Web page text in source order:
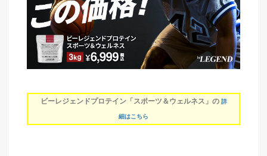
ビーレジェンドプロテイン「スポーツ＆ウェルネス」の 詳
細はこちら